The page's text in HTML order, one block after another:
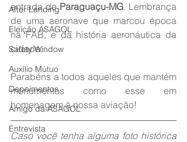
After Landing
Eleição ASAGOL
Safety Window
Auxílio Mútuo
Depoimentos
Amigo da ASAGOL
Entrevista
entrada de Paraguaçu-MG. Lembrança
de uma aeronave que marcou época
na FAB, e da história aeronáutica da
cidade.
Parabéns a todos aqueles que mantém
monumentos como esse em
homenagem à nossa aviação!
Caso você tenha alguma foto histórica